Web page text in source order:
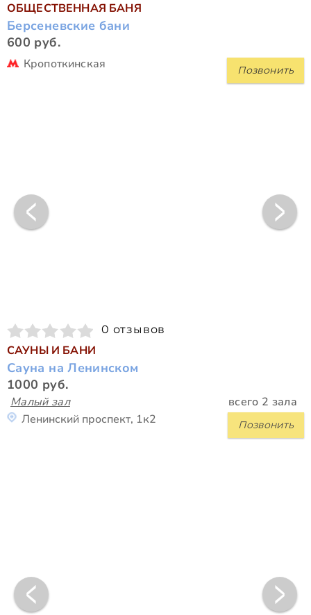
ОБЩЕСТВЕННАЯ БАНЯ
Берсеневские бани
600 руб.
Позвонить
Кропоткинская
0 отзывов
САУНЫ И БАНИ
Сауна на Ленинском
1000 руб.
Малый зал всего 2 зала
Позвонить
Ленинский проспект, 1к2